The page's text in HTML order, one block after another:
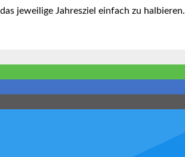
jeweilige Jahresziel einfach zu halbieren.